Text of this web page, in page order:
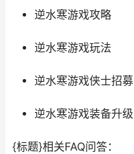
逆水寒游戏攻略
逆水寒游戏玩法
逆水寒游戏侠士招募
逆水寒游戏装备升级
{标题}相关FAQ问答：